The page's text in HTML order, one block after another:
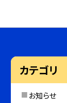
カテゴリ
お知らせ